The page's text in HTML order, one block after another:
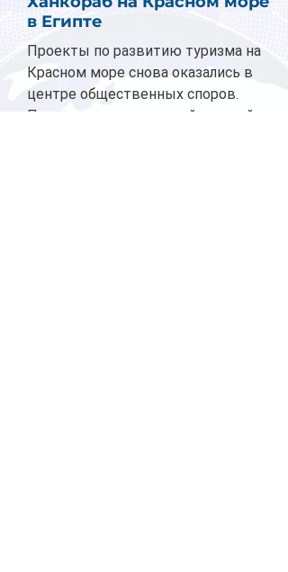
в Египте
Проекты по развитию туризма на
Красном море снова оказались в
центре общественных споров.
Планы по коммерческой застройке